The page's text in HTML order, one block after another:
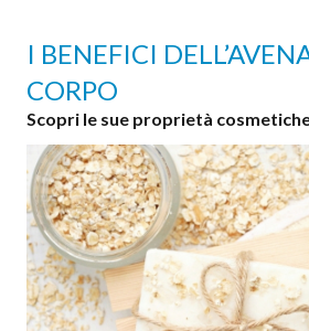
I BENEFICI
CORPO
Scopri le sue proprietà